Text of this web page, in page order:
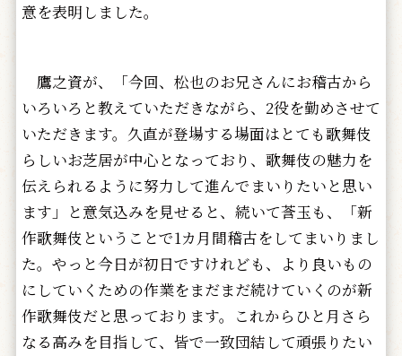
意を表明しました。
鷹之資が、「今回、松也のお兄さんにお稽古から
いろいろと教えていただきながら、2役を勤めさせて
いただきます。久直が登場する場面はとても歌舞伎
らしいお芝居が中心となっており、歌舞伎の魅力を
伝えられるように努力して進んでまいりたいと思い
ます」と意気込みを見せると、続いて莟玉も、「新
作歌舞伎ということで1カ月間稽古をしてまいりまし
た。やっと今日が初日ですけれども、より良いもの
にしていくための作業をまだまだ続けていくのが新
作歌舞伎だと思っております。これからひと月さら
なる高みを目指して、皆で一致団結して頑張りたい